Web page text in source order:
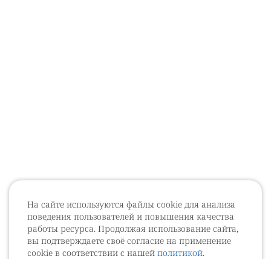
На сайте используются файлы cookie для анализа
поведения пользователей и повышения качества
работы ресурса. Продолжая использование сайта,
вы подтверждаете своё согласие на применение
cookie в соответствии с нашей политикой.